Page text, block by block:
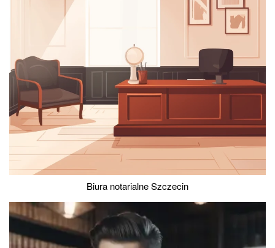
Biura notarialne Szczecin